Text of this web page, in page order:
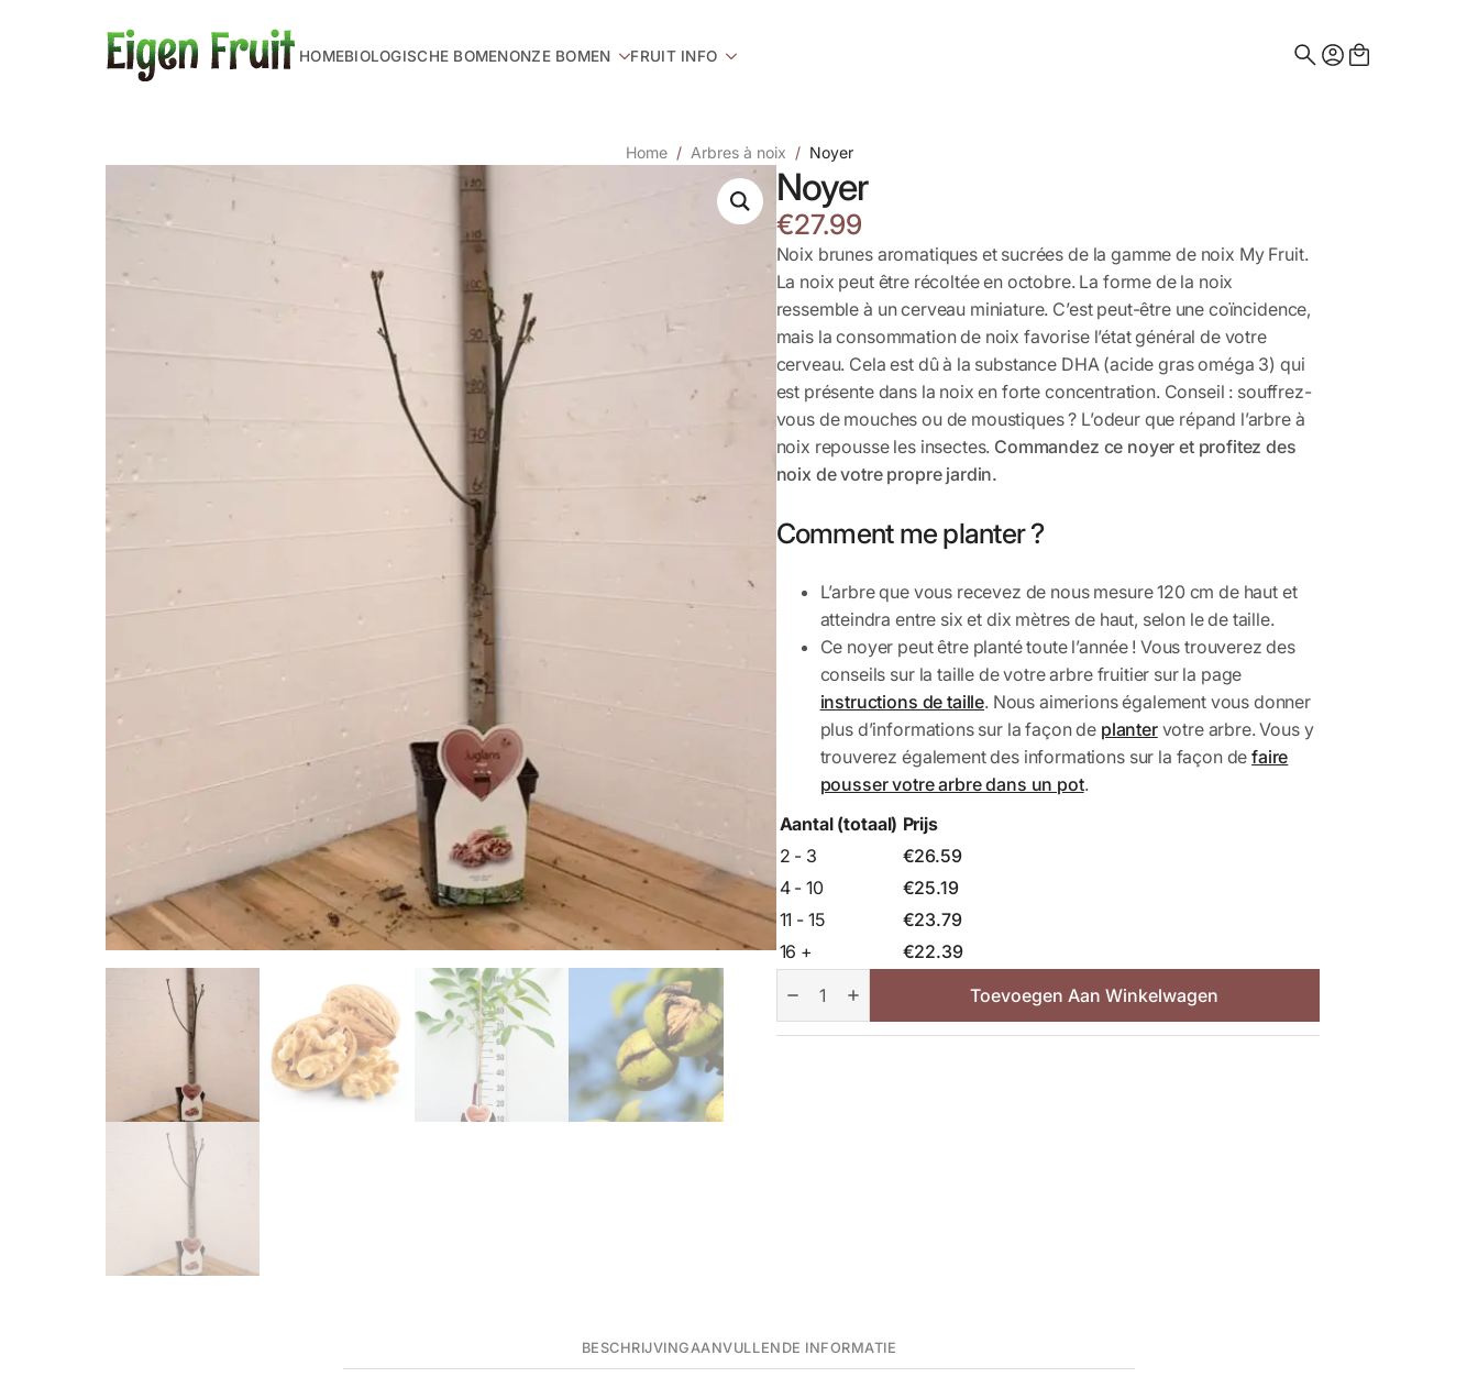
HOMEBIOLOGISCHE BOMENONZE BOMEN FRUIT INFO
Home Arbres à noix Noyer
Noyer
€27.99
Noix brunes aromatiques et sucrées de la gamme de noix My Fruit.
La noix peut être récoltée en octobre. La forme de la noix
ressemble à un cerveau miniature. C’est peut-être une coïncidence,
mais la consommation de noix favorise l’état général de votre
cerveau. Cela est dû à la substance DHA (acide gras oméga 3) qui
est présente dans la noix en forte concentration. Conseil : souffrez-
vous de mouches ou de moustiques ? L’odeur que répand l’arbre à
noix repousse les insectes. Commandez ce noyer et profitez des
noix de votre propre jardin.
Comment me planter ?
L’arbre que vous recevez de nous mesure 120 cm de haut et
atteindra entre six et dix mètres de haut, selon le de taille.
Ce noyer peut être planté toute l’année ! Vous trouverez des
conseils sur la taille de votre arbre fruitier sur la page
instructions de taille. Nous aimerions également vous donner
plus d’informations sur la façon de plantervotre arbre. Vous y
trouverez également des informations sur la façon defaire
pousser votre arbre dans un pot.
Aantal (totaal) Prijs
2 - 3
€26.59
4 - 10
€25.19
11 - 15
€23.79
16 +
€22.39
Noyer
aantal
Toevoegen Aan Winkelwagen
BESCHRIJVINGAANVULLENDE INFORMATIE